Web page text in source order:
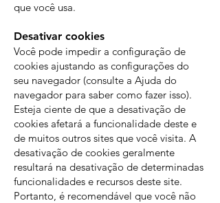
que você usa.
Desativar cookies
Você pode impedir a configuração de
cookies ajustando as configurações do
seu navegador (consulte a Ajuda do
navegador para saber como fazer isso).
Esteja ciente de que a desativação de
cookies afetará a funcionalidade deste e
de muitos outros sites que você visita. A
desativação de cookies geralmente
resultará na desativação de determinadas
funcionalidades e recursos deste site.
Portanto, é recomendável que você não